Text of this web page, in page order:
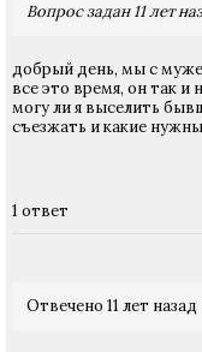
Вопрос задан 11 лет
добрый день, мы с
все это время, он так и
могу ли я выселить
съезжать и какие
1 ответ
Отвечено 11 лет назад